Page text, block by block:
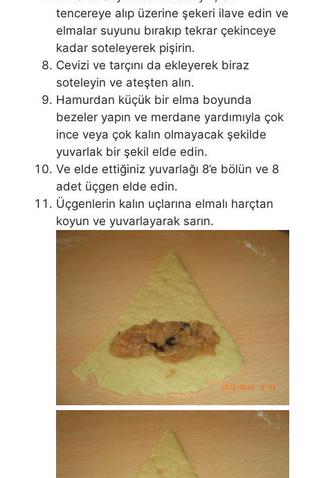
tencereye alıp üzerine şekeri ilave edin ve
elmalar suyunu bırakıp tekrar çekinceye
kadar soteleyerek pişirin.
Cevizi ve tarçını da ekleyerek biraz
soteleyin ve ateşten alın.
Hamurdan küçük bir elma boyunda
bezeler yapın ve merdane yardımıyla çok
ince veya çok kalın olmayacak şekilde
yuvarlak bir şekil elde edin.
Ve elde ettiğiniz yuvarlağı 8’e bölün ve 8
adet üçgen elde edin.
Üçgenlerin kalın uçlarına elmalı harçtan
koyun ve yuvarlayarak sarın.